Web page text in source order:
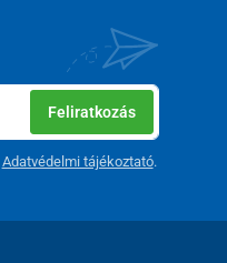
Feliratkozás
Adatvédelmi tájékoztató.